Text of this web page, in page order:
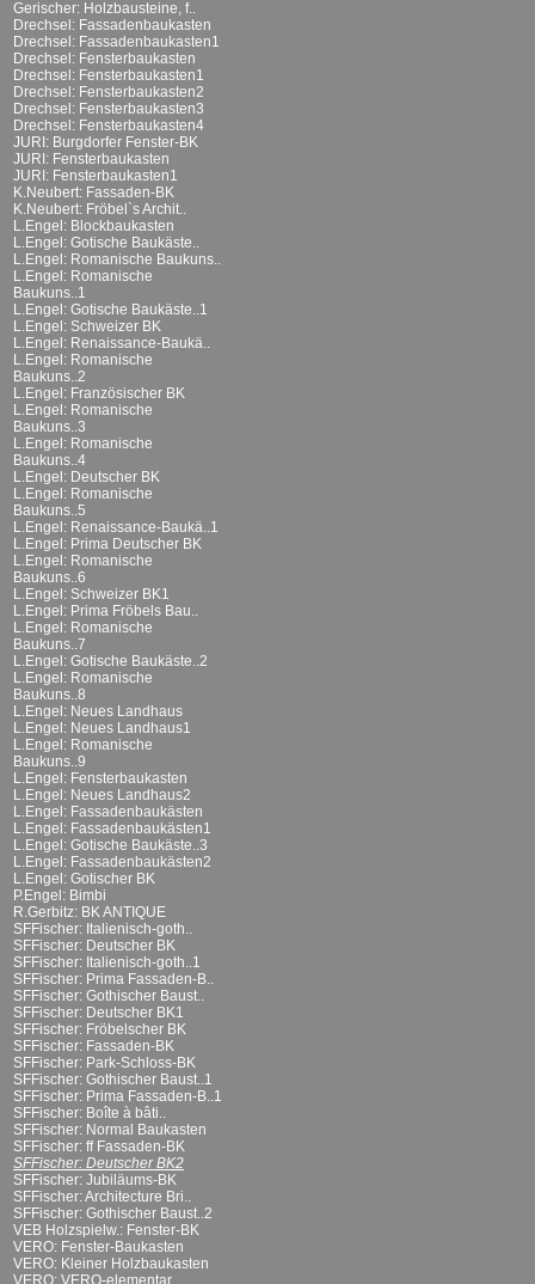
Gerischer: Holzbausteine, f..
Drechsel: Fassadenbaukasten
Drechsel: Fassadenbaukasten1
Drechsel: Fensterbaukasten
Drechsel: Fensterbaukasten1
Drechsel: Fensterbaukasten2
Drechsel: Fensterbaukasten3
Drechsel: Fensterbaukasten4
JURI: Burgdorfer Fenster-BK
JURI: Fensterbaukasten
JURI: Fensterbaukasten1
K.Neubert: Fassaden-BK
K.Neubert: Fröbel`s Archit..
L.Engel: Blockbaukasten
L.Engel: Gotische Baukäste..
L.Engel: Romanische Baukuns..
L.Engel: Romanische
Baukuns..1
L.Engel: Gotische Baukäste..1
L.Engel: Schweizer BK
L.Engel: Renaissance-Baukä..
L.Engel: Romanische
Baukuns..2
L.Engel: Französischer BK
L.Engel: Romanische
Baukuns..3
L.Engel: Romanische
Baukuns..4
L.Engel: Deutscher BK
L.Engel: Romanische
Baukuns..5
L.Engel: Renaissance-Baukä..1
L.Engel: Prima Deutscher BK
L.Engel: Romanische
Baukuns..6
L.Engel: Schweizer BK1
L.Engel: Prima Fröbels Bau..
L.Engel: Romanische
Baukuns..7
L.Engel: Gotische Baukäste..2
L.Engel: Romanische
Baukuns..8
L.Engel: Neues Landhaus
L.Engel: Neues Landhaus1
L.Engel: Romanische
Baukuns..9
L.Engel: Fensterbaukasten
L.Engel: Neues Landhaus2
L.Engel: Fassadenbaukästen
L.Engel: Fassadenbaukästen1
L.Engel: Gotische Baukäste..3
L.Engel: Fassadenbaukästen2
L.Engel: Gotischer BK
P.Engel: Bimbi
R.Gerbitz: BK ANTIQUE
SFFischer: Italienisch-goth..
SFFischer: Deutscher BK
SFFischer: Italienisch-goth..1
SFFischer: Prima Fassaden-B..
SFFischer: Gothischer Baust..
SFFischer: Deutscher BK1
SFFischer: Fröbelscher BK
SFFischer: Fassaden-BK
SFFischer: Park-Schloss-BK
SFFischer: Gothischer Baust..1
SFFischer: Prima Fassaden-B..1
SFFischer: Boîte à bâti..
SFFischer: Normal Baukasten
SFFischer: ff Fassaden-BK
SFFischer: Deutscher BK2
SFFischer: Jubiläums-BK
SFFischer: Architecture Bri..
SFFischer: Gothischer Baust..2
VEB Holzspielw.: Fenster-BK
VERO: Fenster-Baukasten
VERO: Kleiner Holzbaukasten
VERO: VERO-elementar